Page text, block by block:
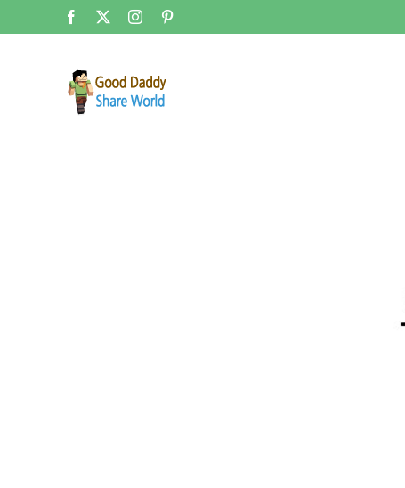
텐
Facebook Instagram